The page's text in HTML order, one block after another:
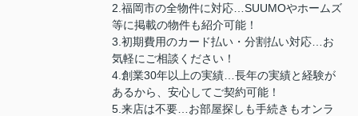
2.福岡市の全物件に対応…SUUMOやホームズ
等に掲載の物件も紹介可能！
3.初期費用のカード払い・分割払い対応…お
気軽にご相談ください！
4.創業30年以上の実績…長年の実績と経験が
あるから、安心してご契約可能！
5.来店は不要…お部屋探しも手続きもオンラ